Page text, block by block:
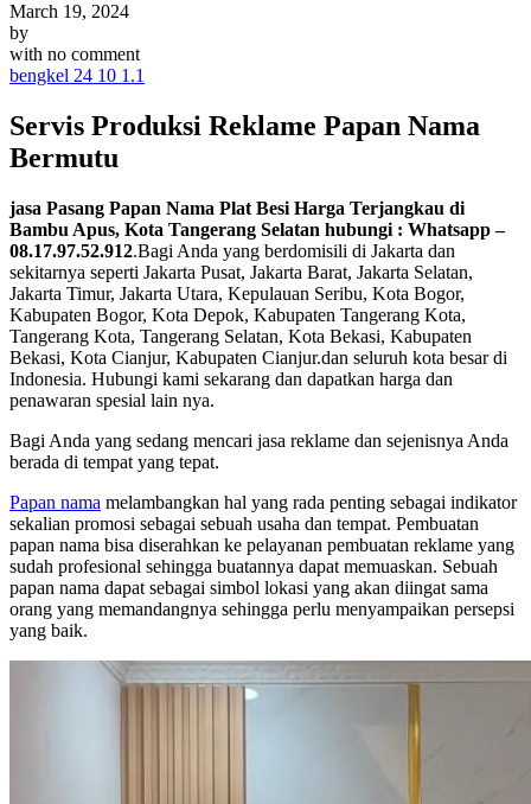
March 19, 2024
by
with no comment
bengkel 24 10 1.1
Servis Produksi Reklame Papan Nama
Bermutu
jasa Pasang Papan Nama Plat Besi Harga Terjangkau di
Bambu Apus, Kota Tangerang Selatan hubungi : Whatsapp –
08.17.97.52.912.Bagi Anda yang berdomisili di Jakarta dan
sekitarnya seperti Jakarta Pusat, Jakarta Barat, Jakarta Selatan,
Jakarta Timur, Jakarta Utara, Kepulauan Seribu, Kota Bogor,
Kabupaten Bogor, Kota Depok, Kabupaten Tangerang Kota,
Tangerang Kota, Tangerang Selatan, Kota Bekasi, Kabupaten
Bekasi, Kota Cianjur, Kabupaten Cianjur.dan seluruh kota besar di
Indonesia. Hubungi kami sekarang dan dapatkan harga dan
penawaran spesial lain nya.
Bagi Anda yang sedang mencari jasa reklame dan sejenisnya Anda
berada di tempat yang tepat.
Papan nama melambangkan hal yang rada penting sebagai indikator
sekalian promosi sebagai sebuah usaha dan tempat. Pembuatan
papan nama bisa diserahkan ke pelayanan pembuatan reklame yang
sudah profesional sehingga buatannya dapat memuaskan. Sebuah
papan nama dapat sebagai simbol lokasi yang akan diingat sama
orang yang memandangnya sehingga perlu menyampaikan persepsi
yang baik.